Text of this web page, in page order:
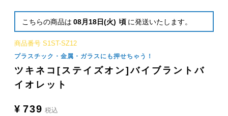
こちらの商品は 08月18日(火) 頃 に発送いたします。
商品番号 S1ST-SZ12
プラスチック・金属・ガラスにも押せちゃう！
ツキネコ[ステイズオン]バイブラントバ
イオレット
¥ 739 税込